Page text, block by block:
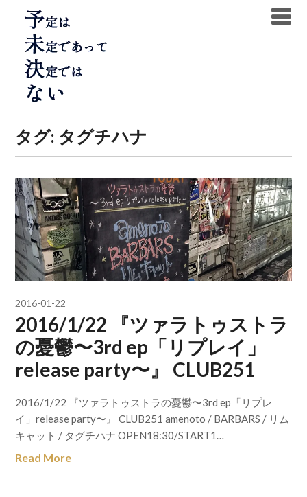
content
タグ: タグチハナ
2016-01-22
2016/1/22 『ツァラトゥストラ
の憂鬱〜3rd ep「リプレイ」
release party〜』 CLUB251
2016/1/22 『ツァラトゥストラの憂鬱〜3rd ep「リプレ
イ」release party〜』 CLUB251 amenoto / BARBARS / リム
キャット / タグチハナ OPEN18:30/START1…
Read More